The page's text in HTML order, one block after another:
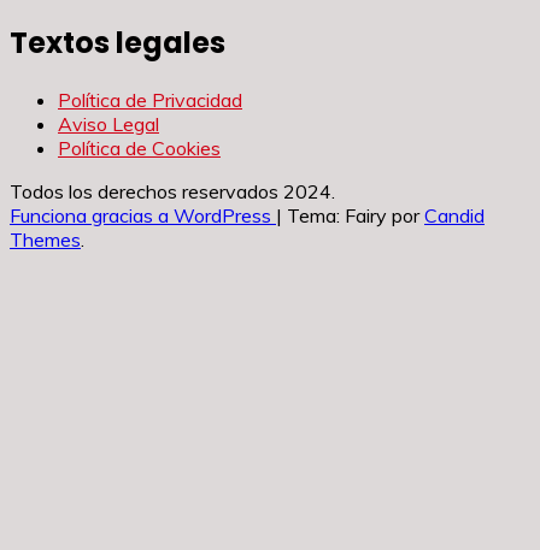
Textos legales
Política de Privacidad
Aviso Legal
Política de Cookies
Todos los derechos reservados 2024.
Funciona gracias a WordPress | Tema: Fairy porCandid
Themes